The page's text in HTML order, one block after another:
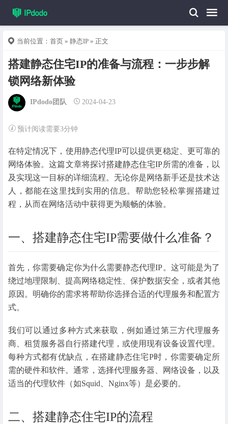
当前位置： 首页 » 静态IP » 正文
搭建静态住宅IP的准备与流程：一步步解
锁网络新体验
IPdodo团队 2024-04-23
预计阅读需要3分钟
在特定情况下，使用静态代理IP可以提供更稳定、更可靠的
网络体验。这篇文章将探讨搭建静态住宅IP所需的准备，以
及实现这一目标的详细流程。无论你是网络新手还是技术达
人，都能在这里找到实用的信息。帮助您轻松掌握搭建过
程，从而在网络活动中获得更为顺畅的体验。
一、搭建静态住宅IP需要做什么准备？
首先，你需要确定你为什么需要静态代理IP。这可能是为了
绕过地理限制、提高网络稳定性、保护数据安全，或者其他
原因。明确你的需求将帮助你选择合适的代理服务和配置方
式。
我们可以通过多种方式来获取，例如通过第三方代理服务
商、租赁服务器自行搭建代理，或使用现有设备设置代理。
每种方式都有优缺点，在搭建静态住宅P时，你需要确定所
需的硬件和软件。通常，选择代理服务器、网络设备，以及
适当的代理软件（如Squid、Nginx等）是必要的。
二、搭建静态住宅IP的流程